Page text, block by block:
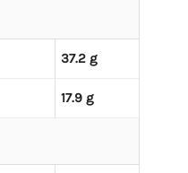
37.2 g
17.9 g